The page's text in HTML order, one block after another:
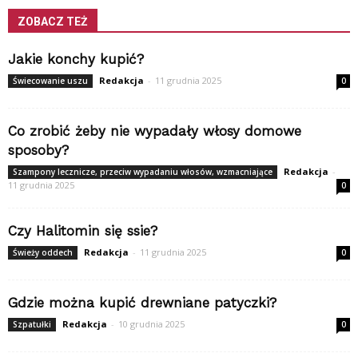
ZOBACZ TEŻ
Jakie konchy kupić?
Świecowanie uszu Redakcja - 11 grudnia 2025 0
Co zrobić żeby nie wypadały włosy domowe
sposoby?
Szampony lecznicze, przeciw wypadaniu włosów, wzmacniające Redakcja -
11 grudnia 2025
0
Czy Halitomin się ssie?
Świeży oddech Redakcja - 11 grudnia 2025 0
Gdzie można kupić drewniane patyczki?
Szpatułki Redakcja - 10 grudnia 2025 0